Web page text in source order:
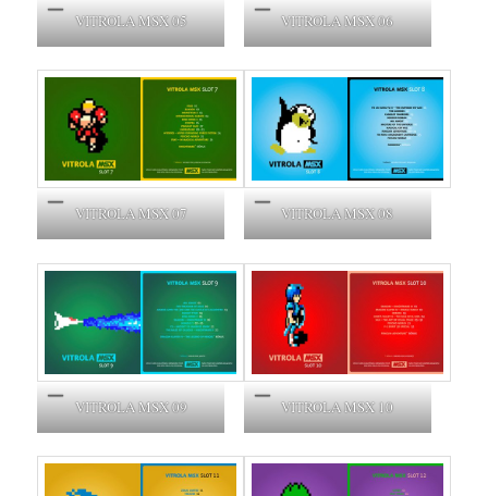
VITROLA MSX 05 VITROLA MSX 06
VITROLA MSX 07 VITROLA MSX 08
VITROLA MSX 09 VITROLA MSX 10